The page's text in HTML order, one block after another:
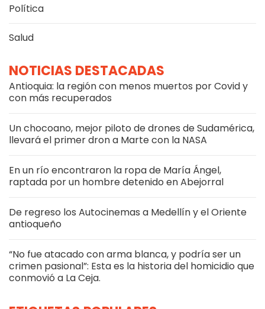
Política
Salud
NOTICIAS DESTACADAS
Antioquia: la región con menos muertos por Covid y
con más recuperados
Un chocoano, mejor piloto de drones de Sudamérica,
llevará el primer dron a Marte con la NASA
En un río encontraron la ropa de María Ángel,
raptada por un hombre detenido en Abejorral
De regreso los Autocinemas a Medellín y el Oriente
antioqueño
“No fue atacado con arma blanca, y podría ser un
crimen pasional”: Esta es la historia del homicidio que
conmovió a La Ceja.